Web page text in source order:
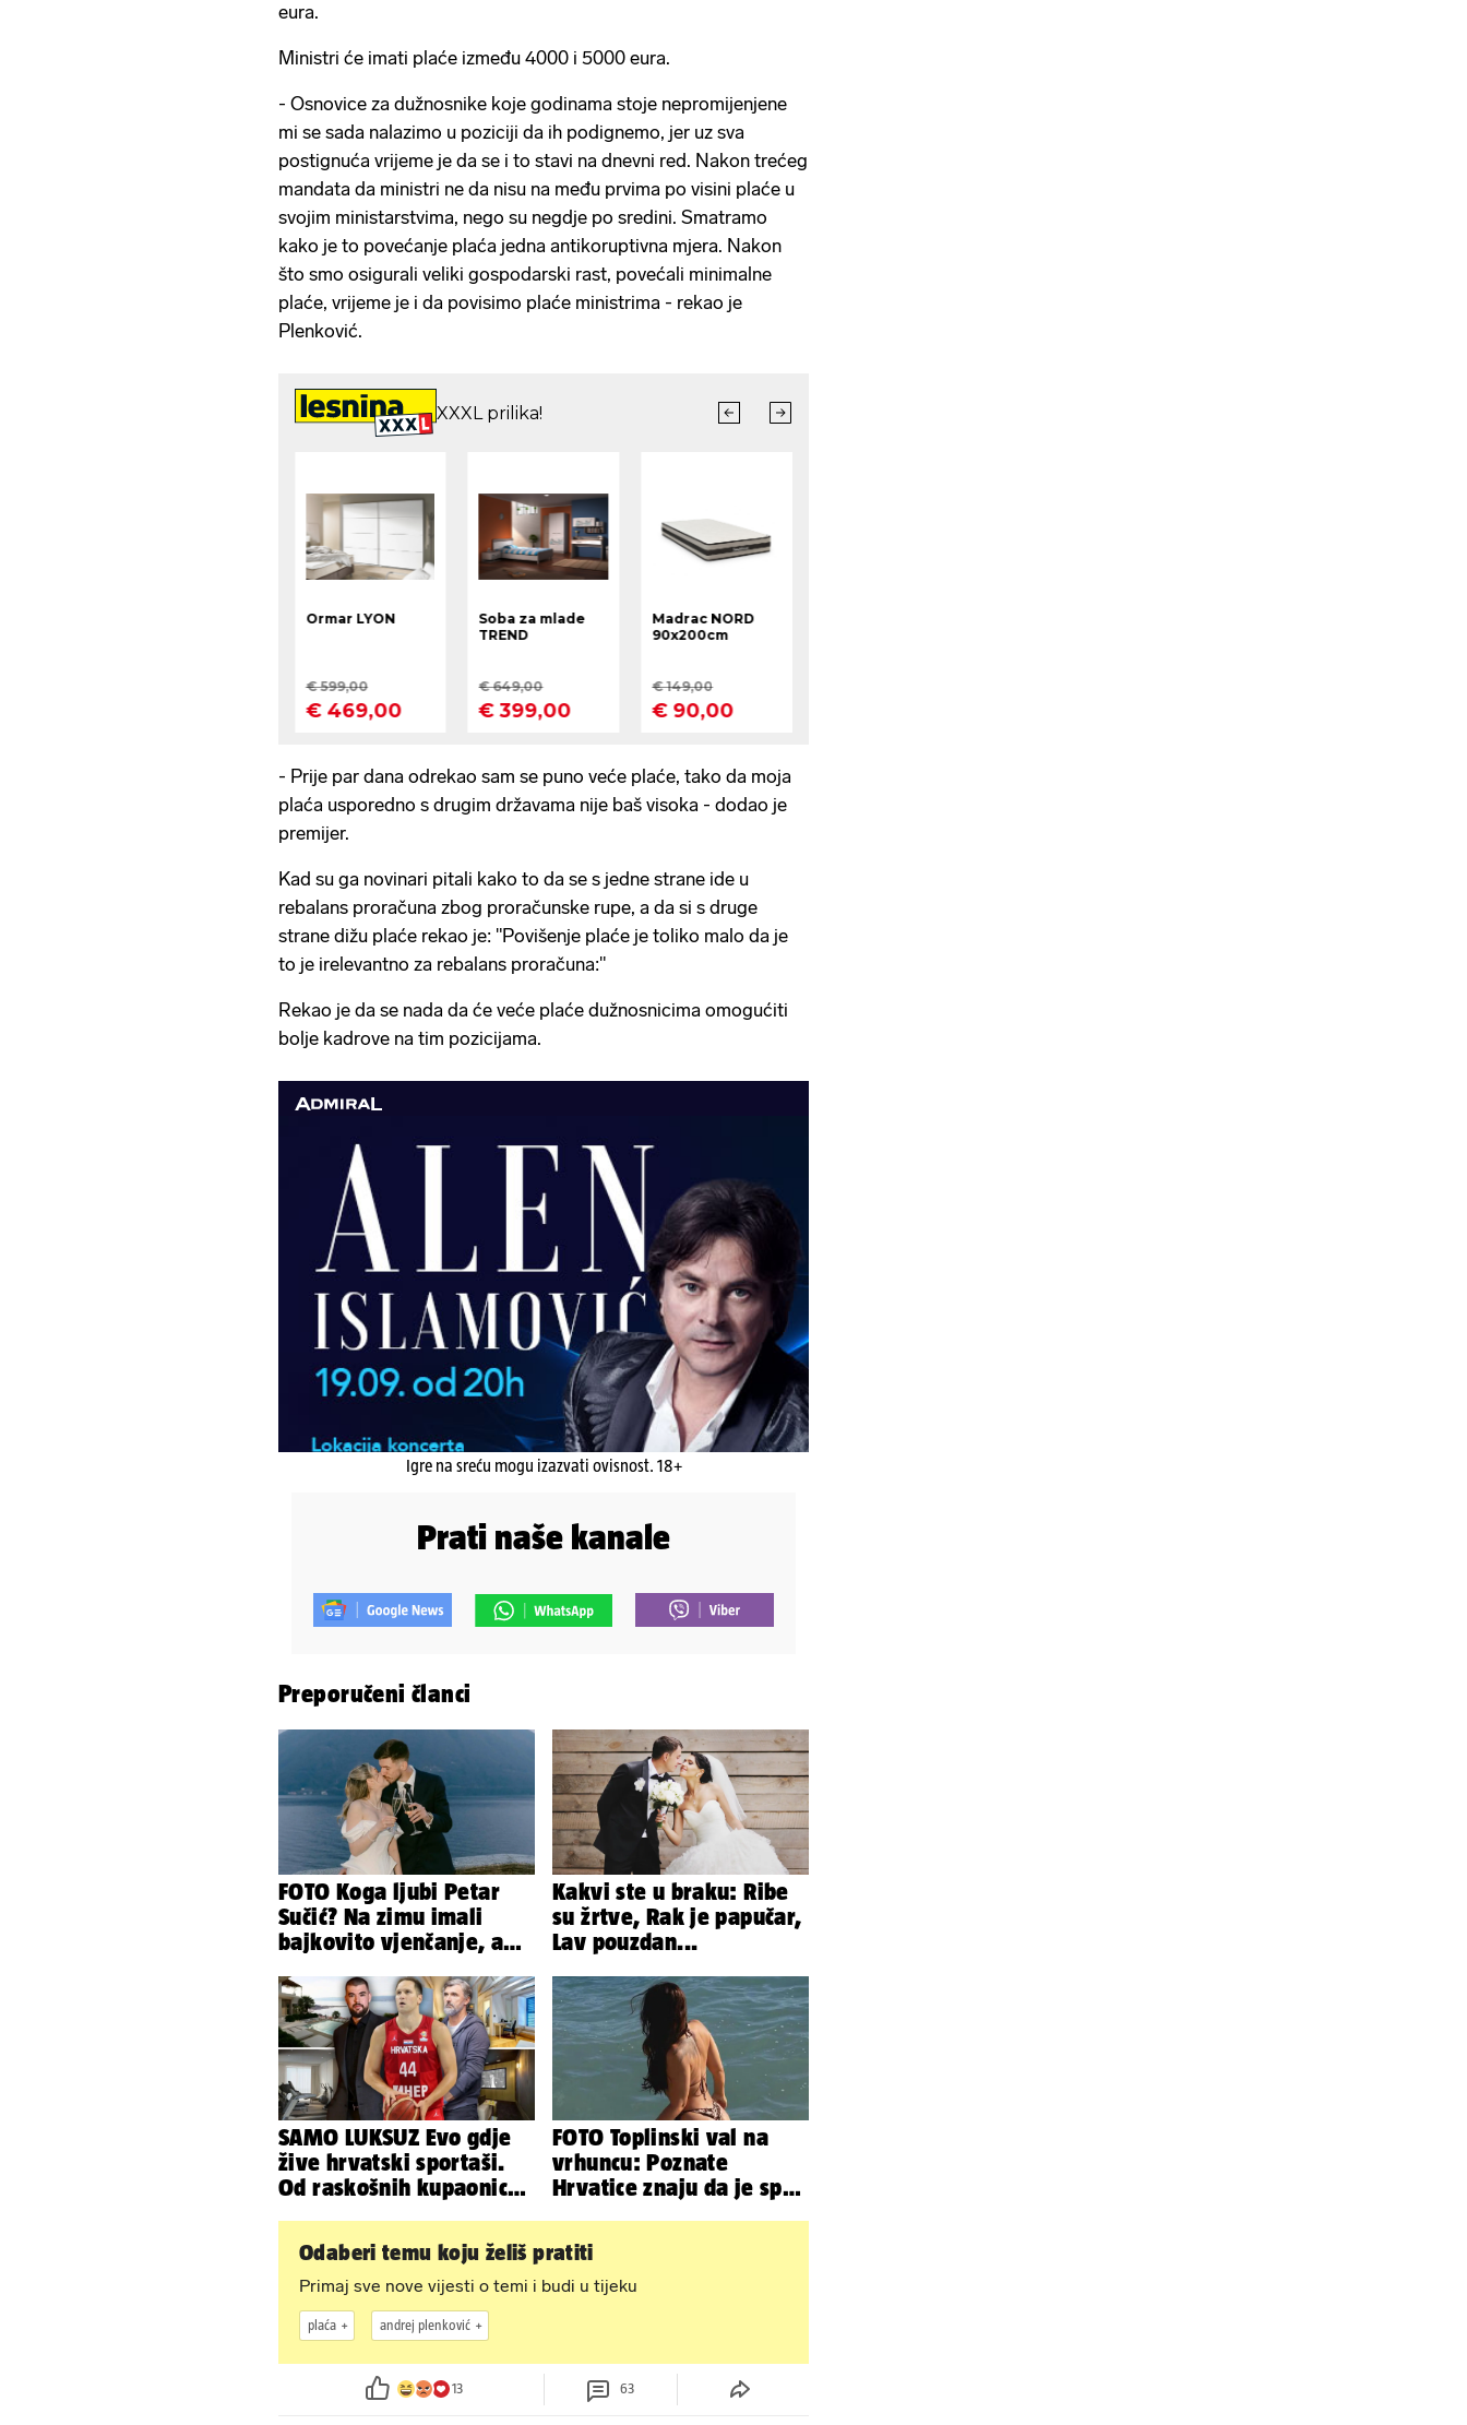
eura.
Ministri će imati plaće između 4000 i 5000 eura.
- Osnovice za dužnosnike koje godinama stoje nepromijenjene
mi se sada nalazimo u poziciji da ih podignemo, jer uz sva
postignuća vrijeme je da se i to stavi na dnevni red. Nakon trećeg
mandata da ministri ne da nisu na među prvima po visini plaće u
svojim ministarstvima, nego su negdje po sredini. Smatramo
kako je to povećanje plaća jedna antikoruptivna mjera. Nakon
što smo osigurali veliki gospodarski rast, povećali minimalne
plaće, vrijeme je i da povisimo plaće ministrima - rekao je
Plenković.
- Prije par dana odrekao sam se puno veće plaće, tako da moja
plaća usporedno s drugim državama nije baš visoka - dodao je
premijer.
Kad su ga novinari pitali kako to da se s jedne strane ide u
rebalans proračuna zbog proračunske rupe, a da si s druge
strane dižu plaće rekao je: "Povišenje plaće je toliko malo da je
to je irelevantno za rebalans proračuna:"
Rekao je da se nada da će veće plaće dužnosnicima omogućiti
bolje kadrove na tim pozicijama.
Igre na sreću mogu izazvati ovisnost. 18+
Prati naše kanale
Preporučeni članci
FOTO Koga ljubi Petar
Sučić? Na zimu imali
bajkovito vjenčanje, a
sin!
Kakvi ste u braku: Ribe
su žrtve, Rak je papučar,
Lav pouzdan...
SAMO LUKSUZ Evo gdje
žive hrvatski sportaši.
Od raskošnih kupaonica
FOTO Toplinski val na
vrhuncu: Poznate
Hrvatice znaju da je spas
Odaberi temu koju želiš pratiti
Primaj sve nove vijesti o temi i budi u tijeku
plaća andrej plenković
13 63